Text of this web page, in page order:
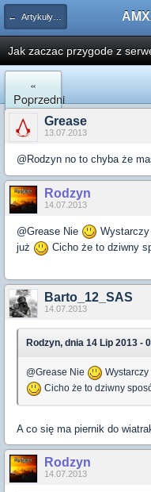
← Artykuły i Instrukcje
Jak zaczac przygode z
«
Poprzedni
Grease
13.07.2013
@Rodzyn no to chyba że
Rodzyn
14.07.2013
@Grease Nie
już
Cicho że to dziwny
Barto_12_SAS
14.07.2013
Rodzyn, dnia 14 Lip 2013 -
@Grease Nie
Cicho że to dziwny
A co się ma piernik do
Rodzyn
14.07.2013